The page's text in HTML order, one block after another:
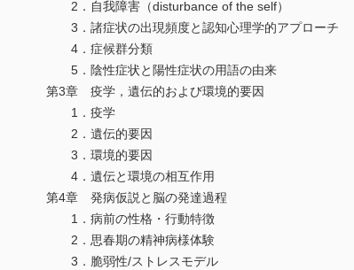
2．自我障害（disturbance of the self）
3．諸症状の出現頻度と認知心理学的アプローチ
4．症候群分類
5．陰性症状と陽性症状の用語の由来
第3章 疫学，遺伝的および環境的要因
1．疫学
2．遺伝的要因
3．環境的要因
4．遺伝と環境の相互作用
第4章 発病仮説と脳の発達過程
1．病前の性格・行動特徴
2．思春期の精神病様体験
3．脆弱性/ストレスモデル